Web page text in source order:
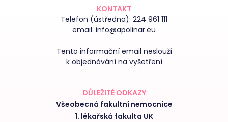
KONTAKT
Telefon (ústředna): 224 961 111
email: info@apolinar.eu
Tento informační email neslouží
k objednávání na vyšetření
DŮLEŽITÉ ODKAZY
Všeobecná fakultní nemocnice
1. lékařská fakulta UK